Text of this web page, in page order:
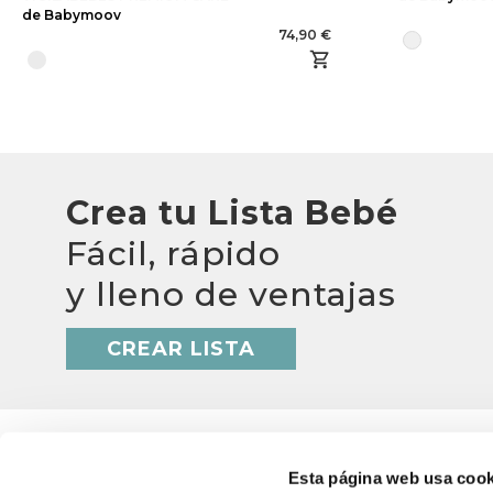
Esta página web usa
de Babymoov
74,90 €
Crea tu Lista Bebé
Fácil, rápido
y lleno de ventajas
CREAR LISTA